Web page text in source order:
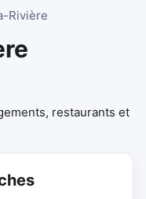
Rivière
restaurants et